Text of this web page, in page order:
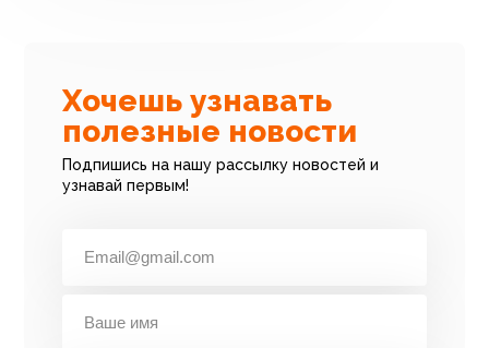
Хочешь узнавать
полезные новости
Подпишись на нашу рассылку новостей и
узнавай первым!